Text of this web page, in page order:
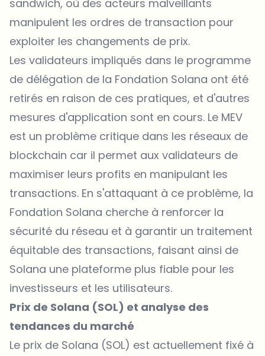
sandwich, où des acteurs malveillants
manipulent les ordres de transaction pour
exploiter les changements de prix.
Les validateurs impliqués dans le programme
de délégation de la Fondation Solana ont été
retirés en raison de ces pratiques, et d'autres
mesures d'application sont en cours. Le MEV
est un problème critique dans les réseaux de
blockchain car il permet aux validateurs de
maximiser leurs profits en manipulant les
transactions. En s'attaquant à ce problème, la
Fondation Solana cherche à renforcer la
sécurité du réseau et à garantir un traitement
équitable des transactions, faisant ainsi de
Solana une plateforme plus fiable pour les
investisseurs et les utilisateurs.
Prix de Solana (SOL) et analyse des
tendances du marché
Le prix de Solana (SOL) est actuellement fixé à